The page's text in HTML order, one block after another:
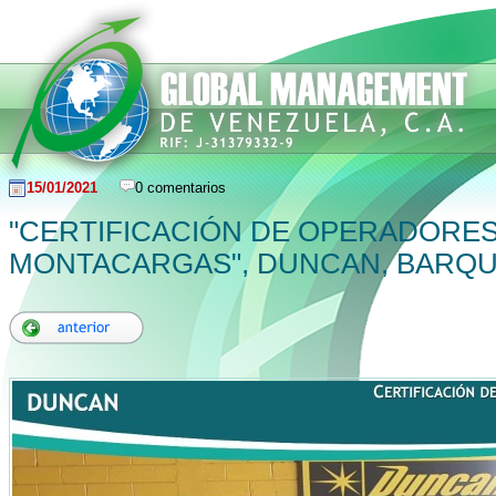
15/01/2021 0 comentarios
"CERTIFICACIÓN DE
MONTACARGAS", DUNCAN,